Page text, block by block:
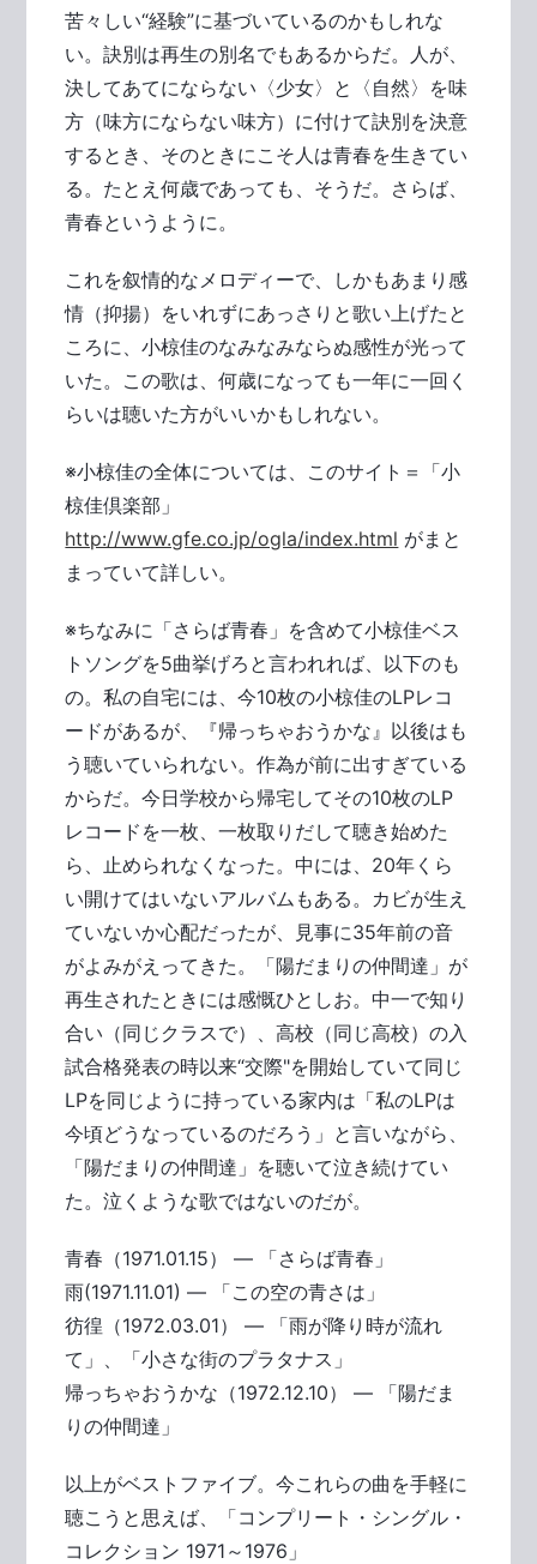
苦々しい“経験”に基づいているのかもしれな
い。訣別は再生の別名でもあるからだ。人が、
決してあてにならない〈少女〉と〈自然〉を味
方（味方にならない味方）に付けて訣別を決意
するとき、そのときにこそ人は青春を生きてい
る。たとえ何歳であっても、そうだ。さらば、
青春というように。
これを叙情的なメロディーで、しかもあまり感
情（抑揚）をいれずにあっさりと歌い上げたと
ころに、小椋佳のなみなみならぬ感性が光って
いた。この歌は、何歳になっても一年に一回く
らいは聴いた方がいいかもしれない。
※小椋佳の全体については、このサイト＝「小
椋佳倶楽部」
http://www.gfe.co.jp/ogla/index.html がまと
まっていて詳しい。
※ちなみに「さらば青春」を含めて小椋佳ベス
トソングを5曲挙げろと言われれば、以下のも
の。私の自宅には、今10枚の小椋佳のLPレコ
ードがあるが、『帰っちゃおうかな』以後はも
う聴いていられない。作為が前に出すぎている
からだ。今日学校から帰宅してその10枚のLP
レコードを一枚、一枚取りだして聴き始めた
ら、止められなくなった。中には、20年くら
い開けてはいないアルバムもある。カビが生え
ていないか心配だったが、見事に35年前の音
がよみがえってきた。「陽だまりの仲間達」が
再生されたときには感慨ひとしお。中一で知り
合い（同じクラスで）、高校（同じ高校）の入
試合格発表の時以来“交際"を開始していて同じ
LPを同じように持っている家内は「私のLPは
今頃どうなっているのだろう」と言いながら、
「陽だまりの仲間達」を聴いて泣き続けてい
た。泣くような歌ではないのだが。
青春（1971.01.15） ― 「さらば青春」
雨(1971.11.01) ― 「この空の青さは」
彷徨（1972.03.01） ― 「雨が降り時が流れ
て」、「小さな街のプラタナス」
帰っちゃおうかな（1972.12.10） ― 「陽だま
りの仲間達」
以上がベストファイブ。今これらの曲を手軽に
聴こうと思えば、「コンプリート・シングル・
コレクション 1971～1976」